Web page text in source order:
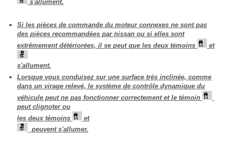
s'allument.
Si les pièces de commande du moteur connexes ne sont pas
des pièces recommandées par nissan ou si elles sont
extrêmement détériorées, il se peut que les deux témoins
et
s'allument.
Lorsque vous conduisez sur une surface très inclinée, comme
dans un virage relevé, le système de contrôle dynamique du
véhicule peut ne pas fonctionner correctement et le témoin
peut clignoter ou
les deux témoins
et
peuvent s'allumer.